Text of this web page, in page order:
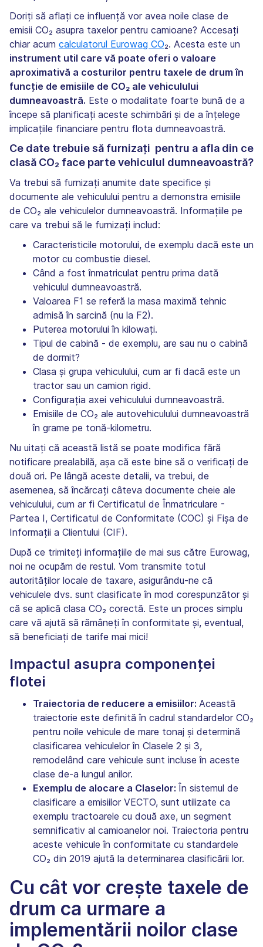
Doriți să aflați ce influență vor avea noile clase de
emisii CO₂ asupra taxelor pentru camioane? Accesați
chiar acum calculatorul Eurowag CO₂. Acesta este un
instrument util care vă poate oferi o valoare
aproximativă a costurilor pentru taxele de drum în
funcție de emisiile de CO₂ ale vehiculului
dumneavoastră. Este o modalitate foarte bună de a
începe să planificați aceste schimbări și de a înțelege
implicațiile financiare pentru flota dumneavoastră.
Ce date trebuie să furnizați pentru a afla din ce
clasă CO₂ face parte vehiculul dumneavoastră?
Va trebui să furnizați anumite date specifice și
documente ale vehiculului pentru a demonstra emisiile
de CO₂ ale vehiculelor dumneavoastră. Informațiile pe
care va trebui să le furnizați includ:
Caracteristicile motorului, de exemplu dacă este un
motor cu combustie diesel.
Când a fost înmatriculat pentru prima dată
vehiculul dumneavoastră.
Valoarea F1 se referă la masa maximă tehnic
admisă în sarcină (nu la F2).
Puterea motorului în kilowați.
Tipul de cabină - de exemplu, are sau nu o cabină
de dormit?
Clasa și grupa vehiculului, cum ar fi dacă este un
tractor sau un camion rigid.
Configurația axei vehiculului dumneavoastră.
Emisiile de CO₂ ale autovehiculului dumneavoastră
în grame pe tonă-kilometru.
Nu uitați că această listă se poate modifica fără
notificare prealabilă, așa că este bine să o verificați de
două ori. Pe lângă aceste detalii, va trebui, de
asemenea, să încărcați câteva documente cheie ale
vehiculului, cum ar fi Certificatul de Înmatriculare -
Partea I, Certificatul de Conformitate (COC) și Fișa de
Informații a Clientului (CIF).
După ce trimiteți informațiile de mai sus către Eurowag,
noi ne ocupăm de restul. Vom transmite totul
autorităților locale de taxare, asigurându-ne că
vehiculele dvs. sunt clasificate în mod corespunzător și
că se aplică clasa CO₂ corectă. Este un proces simplu
care vă ajută să rămâneți în conformitate și, eventual,
să beneficiați de tarife mai mici!
Impactul asupra componenței
flotei
Traiectoria de reducere a emisiilor: Această
traiectorie este definită în cadrul standardelor CO₂
pentru noile vehicule de mare tonaj și determină
clasificarea vehiculelor în Clasele 2 și 3,
remodelând care vehicule sunt incluse în aceste
clase de-a lungul anilor.
Exemplu de alocare a Claselor: În sistemul de
clasificare a emisiilor VECTO, sunt utilizate ca
exemplu tractoarele cu două axe, un segment
semnificativ al camioanelor noi. Traiectoria pentru
aceste vehicule în conformitate cu standardele
CO₂ din 2019 ajută la determinarea clasificării lor.
Cu cât vor crește taxele de
drum ca urmare a
implementării noilor clase